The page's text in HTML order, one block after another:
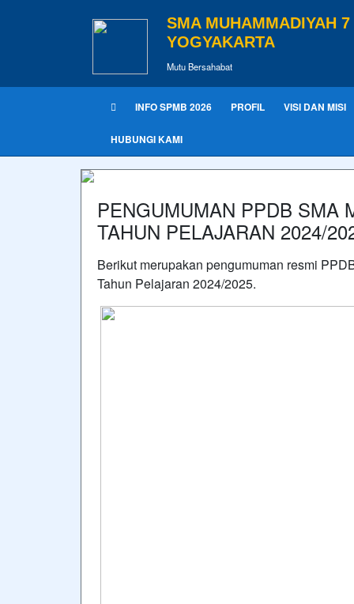
SMA MUHAMMADIYAH 7
YOGYAKARTA
Mutu Bersahabat
INFO SPMB 2026 PROFIL VISI DAN MISI
HUBUNGI KAMI
PENGUMUMAN PPDB SMA
TAHUN PELAJARAN 2024/
Berikut merupakan pengumuman resmi
Tahun Pelajaran 2024/2025.